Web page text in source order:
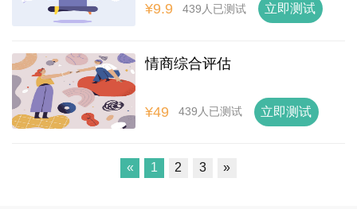
¥9.9 439人已测试 立即测试
情商综合评估
¥49 439人已测试 立即测试
« 1 2 3 »